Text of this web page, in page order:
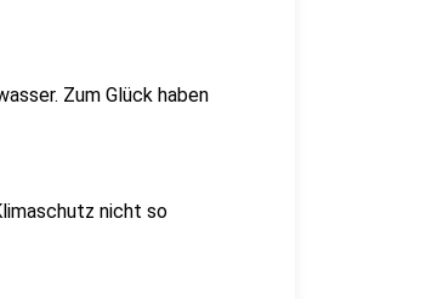
Zum Glück haben
nicht so